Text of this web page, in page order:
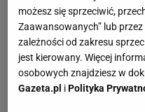
możesz się sprzeciwić,
Zaawansowanych” lub
zależności od zakresu
jest kierowany. Więcej
osobowych znajdziesz w
Gazeta.pl iPolityka